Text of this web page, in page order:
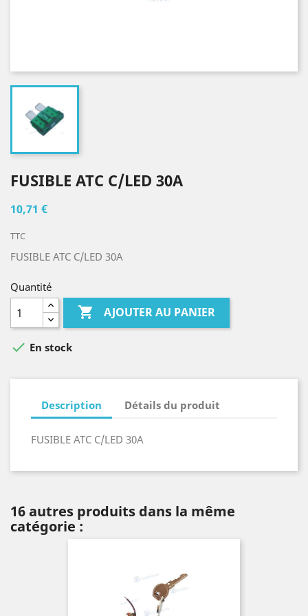
FUSIBLE ATC C/LED 30A
10,71 €
TTC
FUSIBLE ATC C/LED 30A
Quantité
 AJOUTER AU PANIER
 En stock
Description Détails du produit
FUSIBLE ATC C/LED 30A
16 autres produits dans la même
catégorie :